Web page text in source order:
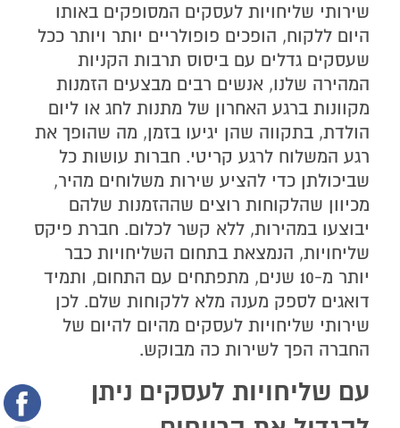
שירותי שליחויות לעסקים המסופקים באותו
היום ללקוח, הופכים פופולריים יותר ויותר ככל
שעסקים גדלים עם ביסוס תרבות הקניות
המהירה שלנו, אנשים רבים מבצעים הזמנות
מקוונות ברגע האחרון של מתנות לחג או ליום
הולדת, בתקווה שהן יגיעו בזמן, מה שהופך את
רגע המשלוח לרגע קריטי. חברות עושות כל
שביכולתן כדי להציע שירות משלוחים מהיר,
מכיוון שהלקוחות רוצים שההזמנות שלהם
יבוצעו במהירות, ללא קשר לכלום. חברת פיקס
שליחויות, הנמצאת בתחום השליחויות כבר
יותר מ-10 שנים, מתפתחים עם התחום, ותמיד
דואגים לספק מענה מלא ללקוחות שלם. לכן
שירותי שליחויות לעסקים מהיום להיום של
החברה הפך לשירות כה מבוקש.
עם שליחויות לעסקים ניתן